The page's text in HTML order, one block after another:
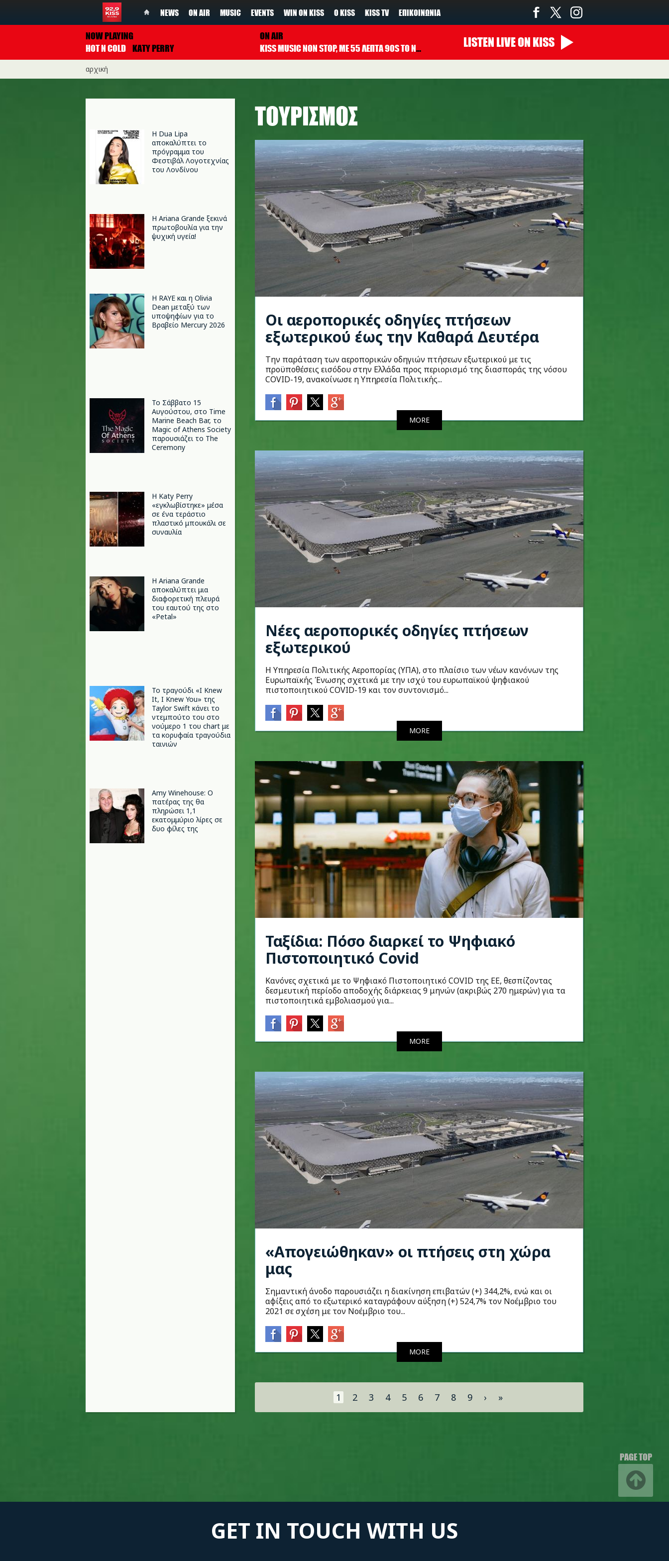
NEWS ON AIR MUSIC EVENTS WIN ON KISS Ο KISS KISS TV ΕΠΙΚΟΙΝΩΝΊΑ
NOW PLAYING
HOT N COLD KATY PERRY
ON AIR
KISS MUSIC NON STOP, ΜΕ 55 ΛΕΠΤΑ 90S TO NOW ΚΑΘΕ ΩΡΑ
00:00 - 07:00
LISTEN LIVEON KISS
αρχική
Η Dua Lipa
αποκαλύπτει το
πρόγραμμα του
Φεστιβάλ Λογοτεχνίας
του Λονδίνου
Η Ariana Grande ξεκινά
πρωτοβουλία για την
ψυχική υγεία!
Η RAYE και η Olivia
Dean μεταξύ των
υποψηφίων για το
Βραβείο Mercury 2026
Το Σάββατο 15
Αυγούστου, στο Time
Marine Beach Bar, το
Magic of Athens Society
παρουσιάζει το The
Ceremony
H Katy Perry
«εγκλωβίστηκε» μέσα
σε ένα τεράστιο
πλαστικό μπουκάλι σε
συναυλία
Η Ariana Grande
αποκαλύπτει μια
διαφορετική πλευρά
του εαυτού της στο
«Petal»
Το τραγούδι «I Knew
It, I Knew You» της
Taylor Swift κάνει το
ντεμπούτο του στο
νούμερο 1 του chart με
τα κορυφαία τραγούδια
ταινιών
Amy Winehouse: Ο
πατέρας της θα
πληρώσει 1,1
εκατομμύριο λίρες σε
δυο φίλες της
ΤΟΥΡΙΣΜΟΣ
Οι αεροπορικές οδηγίες πτήσεων
εξωτερικού έως την Καθαρά Δευτέρα
Την παράταση των αεροπορικών οδηγιών πτήσεων εξωτερικού με τις
προϋποθέσεις εισόδου στην Ελλάδα προς περιορισμό της διασποράς της νόσου
COVID-19, ανακοίνωσε η Υπηρεσία Πολιτικής...
MORE
Νέες αεροπορικές οδηγίες πτήσεων
εξωτερικού
Η Υπηρεσία Πολιτικής Αεροπορίας (ΥΠΑ), στο πλαίσιο των νέων κανόνων της
Ευρωπαϊκής Ένωσης σχετικά με την ισχύ του ευρωπαϊκού ψηφιακού
πιστοποιητικού COVID-19 και τον συντονισμό...
MORE
Ταξίδια: Πόσο διαρκεί το Ψηφιακό
Πιστοποιητικό Covid
Κανόνες σχετικά με το Ψηφιακό Πιστοποιητικό COVID της ΕΕ, θεσπίζοντας
δεσμευτική περίοδο αποδοχής διάρκειας 9 μηνών (ακριβώς 270 ημερών) για τα
πιστοποιητικά εμβολιασμού για...
MORE
«Απογειώθηκαν» οι πτήσεις στη χώρα
μας
Σημαντική άνοδο παρουσιάζει η διακίνηση επιβατών (+) 344,2%, ενώ και οι
αφίξεις από το εξωτερικό καταγράφουν αύξηση (+) 524,7% τον Νοέμβριο του
2021 σε σχέση με τον Νοέμβριο του...
MORE
Σελίδες
1 2 3 4 5 6 7 8 9 › »
PAGE TOP
GET IN TOUCH WITH US